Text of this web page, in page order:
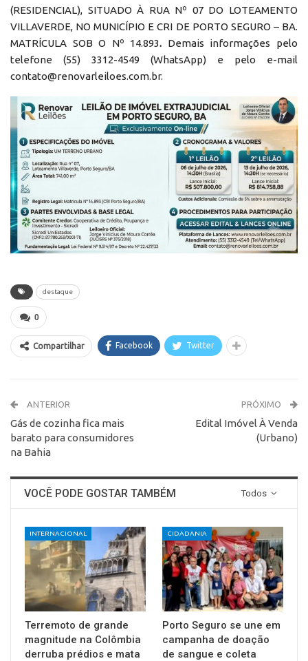
(RESIDENCIAL), SITUADO À RUA Nº 07 DO LOTEAMENTO
VILLAVERDE, NO MUNICÍPIO E CRI DE PORTO SEGURO – BA.
MATRÍCULA SOB O Nº 14.893. Demais informações pelo
telefone (55) 3312-4549 (WhatsApp) e pelo e-mail
contato@renovarleiloes.com.br.
destaque
0
Compartilhar Facebook Twitter
ANTERIOR
Gás de cozinha fica mais
barato para consumidores
na Bahia
PRÓXIMO
Edital Imóvel À Venda
(Urbano)
Todos
VOCÊ PODE GOSTAR TAMBÉM
INTERNACIONAL
Terremoto de grande
magnitude na Colômbia
derruba prédios e mata
CIDADANIA
Porto Seguro se une em
campanha de doação
de sangue e coleta